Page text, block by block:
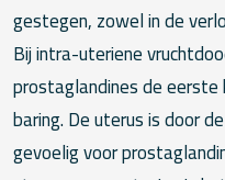
gestegen, zowel in de
Bij intra-uteriene
prostaglandines de eerste
baring. De uterus is door
gevoelig voor